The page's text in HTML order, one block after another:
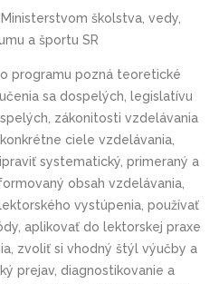
školstva, vedy,
a športu SR
programu pozná teoretické
sa dospelých, legislatívu
zákonitosti vzdelávania
ciele vzdelávania,
systematický, primeraný a
obsah vzdelávania,
vystúpenia, používať
aplikovať do lektorskej praxe
zvoliť si vhodný štýl výučby a
prejav, diagnostikovanie a